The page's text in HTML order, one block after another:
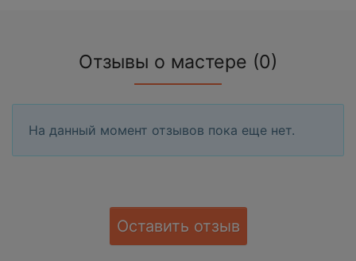
Отзывы о мастере (0)
На данный момент отзывов пока еще нет.
Оставить отзыв